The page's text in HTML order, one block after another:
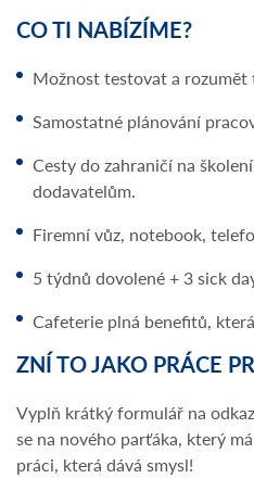
CO TI NABÍZÍME?
Možnost testovat a rozumět
Samostatné plánování
Cesty do zahraničí na
dodavatelům.
Firemní vůz, notebook,
5 týdnů dovolené + 3 sick
Cafeterie plná benefitů,
ZNÍ TO JAKO PRÁCE
Vyplň krátký formulář na
se na nového parťáka, který
práci, která dává smysl!